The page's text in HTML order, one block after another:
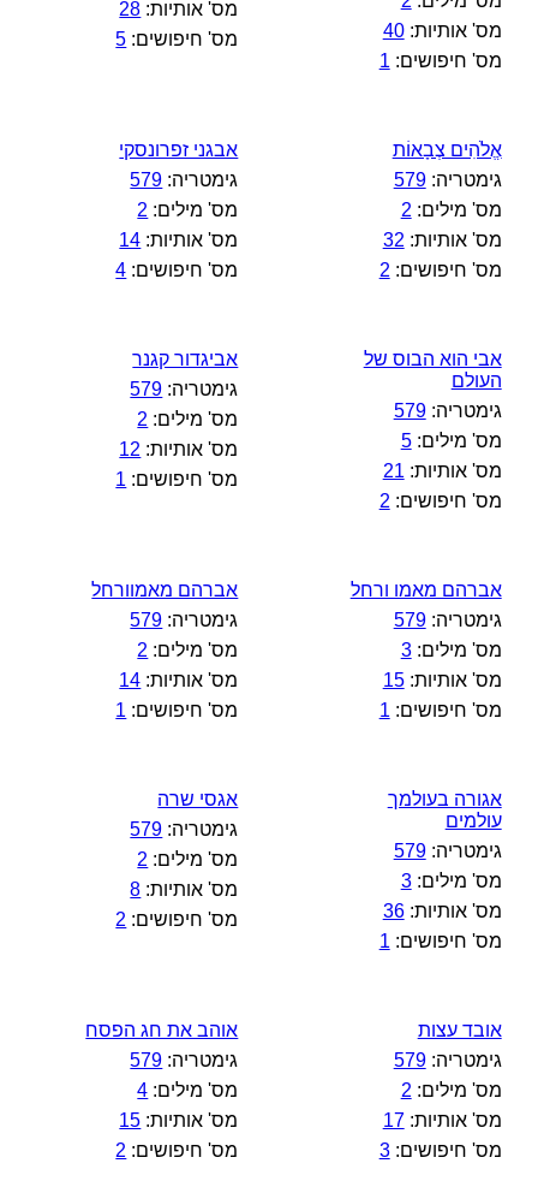
מס' אותיות:40
מס' חיפושים: 1
מס' אותיות: 28
מס' חיפושים: 5
אֱלֹהִים צְבָאוֹת
גימטריה:579
מס' מילים: 2
מס' אותיות: 32
מס' חיפושים: 2
אבגני זפרונסקי
גימטריה: 579
מס' מילים: 2
מס' אותיות: 14
מס' חיפושים: 4
אבי הוא הבוס של
העולם
גימטריה:579
מס' מילים:5
מס' אותיות: 21
מס' חיפושים: 2
אביגדור קגנר
גימטריה: 579
מס' מילים: 2
מס' אותיות: 12
מס' חיפושים: 1
אברהם מאמו ורחל
גימטריה:579
מס' מילים:3
מס' אותיות:15
מס' חיפושים: 1
אברהם מאמוורחל
גימטריה: 579
מס' מילים: 2
מס' אותיות: 14
מס' חיפושים: 1
אגורה בעולמך
עולמים
גימטריה:579
מס' מילים:3
מס' אותיות:36
מס' חיפושים: 1
אגסי שרה
גימטריה: 579
מס' מילים: 2
מס' אותיות: 8
מס' חיפושים: 2
אובד עצות
גימטריה:579
מס' מילים: 2
מס' אותיות:17
מס' חיפושים:3
אוהב את חג הפסח
גימטריה: 579
מס' מילים: 4
מס' אותיות: 15
מס' חיפושים: 2